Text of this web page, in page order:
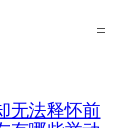
无法释怀前